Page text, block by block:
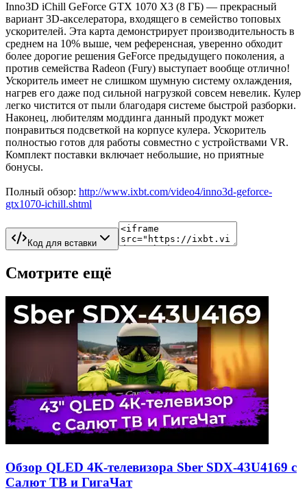
Inno3D iChill GeForce GTX 1070 X3 (8 ГБ) — прекрасный
вариант 3D-акселератора, входящего в семейство топовых
ускорителей. Эта карта демонстрирует производительность в
среднем на 10% выше, чем референсная, уверенно обходит
более дорогие решения GeForce предыдущего поколения, а
против семейства Radeon (Fury) выступает вообще отлично!
Ускоритель имеет не слишком шумную систему охлаждения,
нагрев его даже под сильной нагрузкой совсем невелик. Кулер
легко чистится от пыли благодаря системе быстрой разборки.
Наконец, любителям моддинга данный продукт может
понравиться подсветкой на корпусе кулера. Ускоритель
полностью готов для работы совместно с устройствами VR.
Комплект поставки включает небольшие, но приятные
бонусы.
Полный обзор: http://www.ixbt.com/video4/inno3d-geforce-
gtx1070-ichill.shtml
Код для вставки
Смотрите ещё
Обзор QLED 4К-телевизора Sber SDX-43U4169 с
Салют ТВ и ГигаЧат